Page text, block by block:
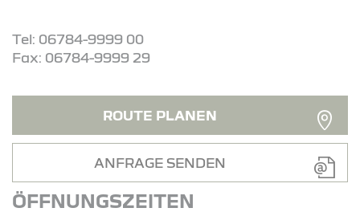
Tel: 06784-9999 00
Fax: 06784-9999 29
ROUTE PLANEN
ANFRAGE SENDEN
ÖFFNUNGSZEITEN